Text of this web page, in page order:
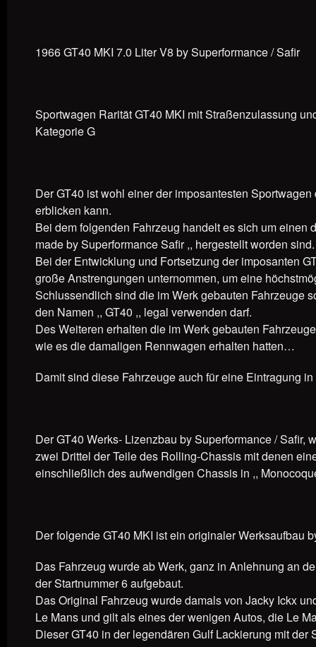
1966 GT40 MKI 7.0 Liter V8 by Superformance / Safir
Sportwagen Rarität GT40 MKI mit Straßenzulassung
Kategorie G
Der GT40 ist wohl einer der imposantesten
erblicken kann.
Bei dem folgenden Fahrzeug handelt es sich um
made by Superformance Safir ,, hergestellt worden sind.
Bei der Entwicklung und Fortsetzung der imposanten
große Anstrengungen unternommen, um eine
Schlussendlich sind die im Werk gebauten Fahrzeuge
den Namen ,, GT40 ,, legal verwenden darf.
Des Weiteren erhalten die im Werk gebauten
wie es die damaligen Rennwagen erhalten hatten…
Damit sind diese Fahrzeuge auch für eine Eintragung
Der GT40 Werks- Lizenzbau by Superformance /
zwei Drittel der Teile des Rolling-Chassis mit denen
einschließlich des aufwendigen Chassis in ,,
Der folgende GT40 MKI ist ein originaler Werksaufbau
Das Fahrzeug wurde ab Werk, ganz in Anlehnung an
der Startnummer 6 aufgebaut.
Das Original Fahrzeug wurde damals von Jacky Ickx
Le Mans und gilt als eines der wenigen Autos, die Le
Dieser GT40 in der legendären Gulf Lackierung mit